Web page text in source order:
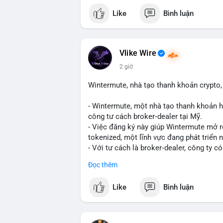
lượng này, khả năng cao là chuyển lên
tạo áp lực giảm giá ngắn hạn. Tuy
thêm các giao dịch tiếp theo từ cùng
Lời khuyên: Nhà đầu tư nhỏ lẻ nên thận
bộ, ít tác động đến thị trường. Chỉ vào
#317btc #20triệuusd #mempool
Like Bình luận
Vlike Wire
2 giờ
Wintermute, nhà tạo thanh khoản
- Wintermute, một nhà tạo thanh khoản
công tư cách broker‑dealer tại Mỹ.
- Việc đăng ký này giúp Wintermute
tokenized, một lĩnh vực đang phát triển
- Với tư cách là broker‑dealer, công ty
- Đây là bước chiến lược nhằm tận dụng
#binancesquare #cryptonews
Đọc thêm
Like Bình luận